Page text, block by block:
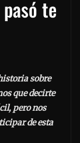
te
sobre
que decirte
pero nos
de esta